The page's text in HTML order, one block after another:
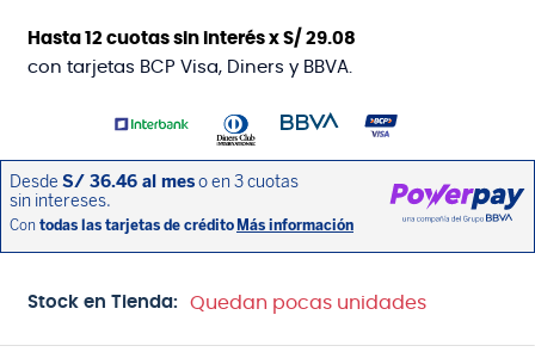
Hasta12 cuotas sin interés xS/ 29.08
con tarjetas BCP Visa, Diners y BBVA.
Stock en Tienda: Quedan pocas unidades